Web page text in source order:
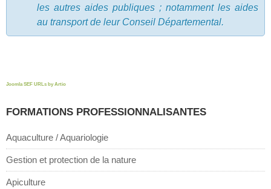
les autres aides publiques ; notamment les aides
au transport de leur Conseil Départemental.
Joomla SEF URLs by Artio
FORMATIONS PROFESSIONNALISANTES
Aquaculture / Aquariologie
Gestion et protection de la nature
Apiculture